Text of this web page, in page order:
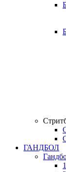
ГАНДБОЛ